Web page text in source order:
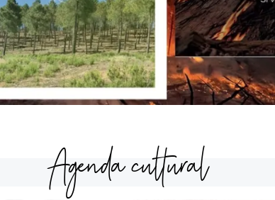
Agenda cultural